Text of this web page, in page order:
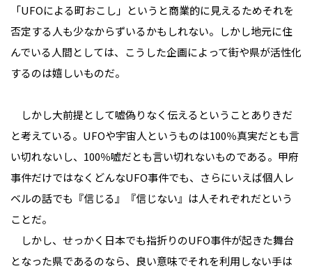
「UFOによる町おこし」というと商業的に見えるためそれを
否定する人も少なからずいるかもしれない。しかし地元に住
んでいる人間としては、こうした企画によって街や県が活性化
するのは嬉しいものだ。
しかし大前提として嘘偽りなく伝えるということありきだ
と考えている。UFOや宇宙人というものは100％真実だとも言
い切れないし、100％嘘だとも言い切れないものである。甲府
事件だけではなくどんなUFO事件でも、さらにいえば個人レ
ベルの話でも『信じる』『信じない』は人それぞれだという
ことだ。
しかし、せっかく日本でも指折りのUFO事件が起きた舞台
となった県であるのなら、良い意味でそれを利用しない手は